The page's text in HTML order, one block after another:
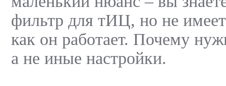
фильтр для тИЦ, но не
как он работает. Почему
а не иные настройки.